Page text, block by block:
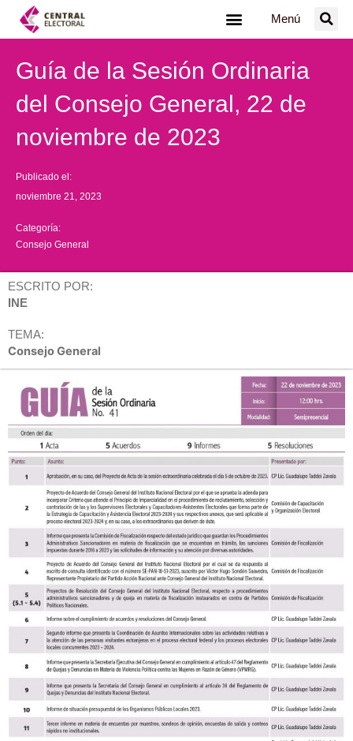
Menú
Guía de la Sesión Ordinaria
del Consejo General, 22 de
noviembre de 2023
Publicado el:
noviembre 21, 2023
Categoría:
Consejo General
ESCRITO POR:
INE
TEMA:
Consejo General